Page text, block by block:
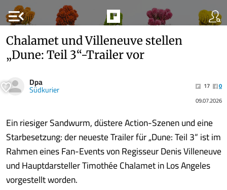
menu_open
Chalamet und Villeneuve stellen
„Dune: Teil 3“-Trailer vor
Dpa
Südkurier 17
0
09.07.2026
Ein riesiger Sandwurm, düstere Action-Szenen und eine
Starbesetzung: der neueste Trailer für „Dune: Teil 3“ ist im
Rahmen eines Fan-Events von Regisseur Denis Villeneuve
und Hauptdarsteller Timothée Chalamet in Los Angeles
vorgestellt worden.